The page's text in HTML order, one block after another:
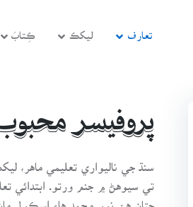
تعارف ليکڪ ڪِتابَ
پروفيسر
تي سيوهڻ ۾ جنم ورتو. ابتدائي
جتان هن نور محمد هاءِ اسڪول